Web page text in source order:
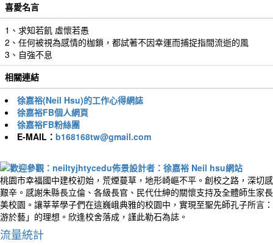
喜愛名言
1、求知若飢 虛懷若愚
2、任何被視為感情的枷鎖，都試著不因幸運而捕捉指間流逝的風
3、自強不息
相關連結
徐嘉裕(Neil Hsu)的工作心得網誌
徐嘉裕FB個人網頁
徐嘉裕FB粉絲團
E-MAIL： b168168tw@gmail.com
桃園市幸福國中建校初始，荒煙蔓草，地形崎嶇不平。創校之路，深切
艱辛。感謝朱縣長立倫、各級長官、民代仕紳的關懷支持及全體師生家
美校園。讓莘莘學子們在這巍峨典雅的校園中，實現至聖先師孔子所言
游於藝」的理想。欣逢校舍落成，謹此勒石為誌。
流量統計